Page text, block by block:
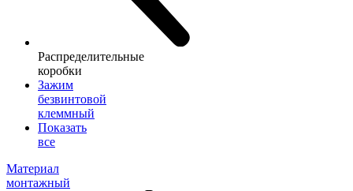
Распределительные
коробки
Зажим
безвинтовой
клеммный
Показать
все
Материал
монтажный